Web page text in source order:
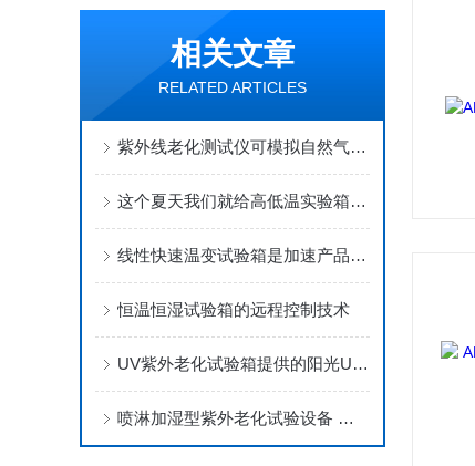
相关文章
RELATED ARTICLES
紫外线老化测试仪可模拟自然气候中的哪些环境条件
这个夏天我们就给高低温实验箱洗个澡!吧！
线性快速温变试验箱是加速产品温度评估的工具
恒温恒湿试验箱的远程控制技术
UV紫外老化试验箱提供的阳光UV模擬
喷淋加湿型紫外老化试验设备 产品介绍